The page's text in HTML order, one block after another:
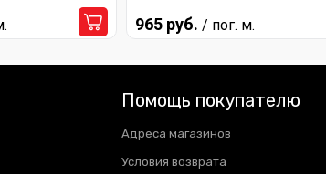
965 руб. / пог. м.
Помощь покупателю
Адреса магазинов
Условия возврата